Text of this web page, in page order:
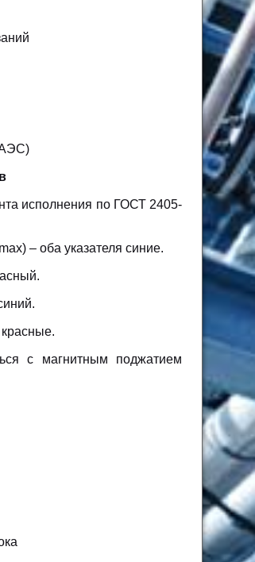
исполнения по ГОСТ 2405-
– оба указателя синие.
с магнитным поджатием